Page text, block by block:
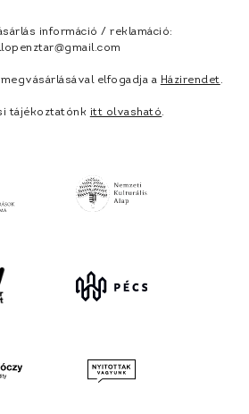
információ / reklamáció:
elfogadja a Házirendet.
tájékoztatónk itt olvasható.